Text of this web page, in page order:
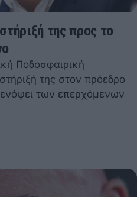
της προς το
Ποδοσφαιρική
της στον πρόεδρο
ενόψει των επερχόμενων